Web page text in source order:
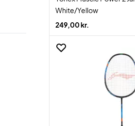
White/Yellow
249,00 kr.